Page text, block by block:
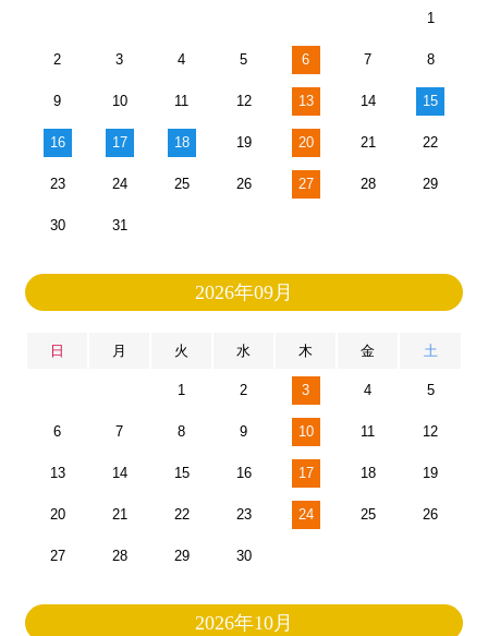
1
2 3 4 5 6 7 8
9 10 11 12 13 14 15
16 17 18 19 20 21 22
23 24 25 26 27 28 29
30 31
2026年09月
日 月 火 水 木 金 土
1 2 3 4 5
6 7 8 9 10 11 12
13 14 15 16 17 18 19
20 21 22 23 24 25 26
27 28 29 30
2026年10月